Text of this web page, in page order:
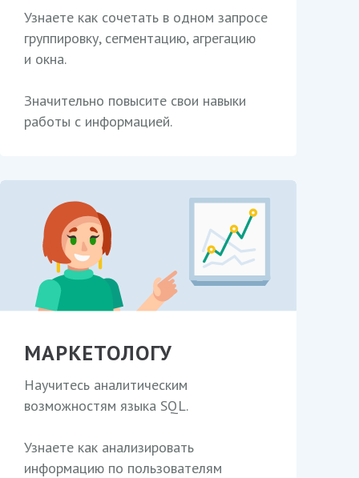
Узнаете как сочетать в одном запросе
группировку, сегментацию, агрегацию
и окна.
Значительно повысите свои навыки
работы с информацией.
МАРКЕТОЛОГУ
Научитесь аналитическим
возможностям языка SQL.
Узнаете как анализировать
информацию по пользователям